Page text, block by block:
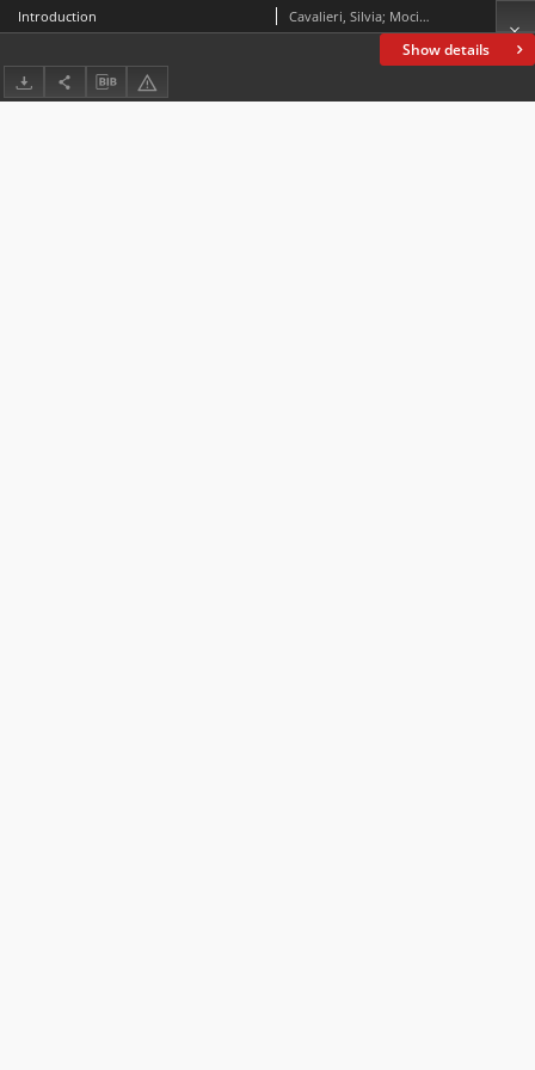
Show details
Introduction Cavalieri, Silvia; Mocini, Renzo; Turnbull, Judith